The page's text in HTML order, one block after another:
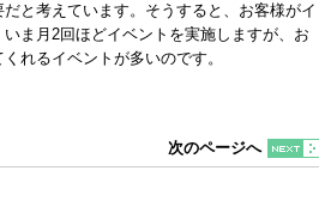
と考えています。そうすると、お客様がイ
ま月2回ほどイベントを実施しますが、お
れるイベントが多いのです。
次のページへ